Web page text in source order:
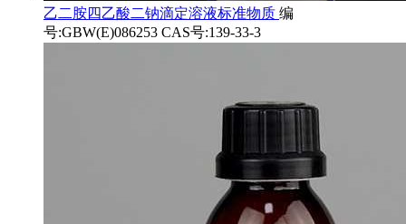
乙二胺四乙酸二钠滴定溶液标准物质 编
号:GBW(E)086253 CAS号:139-33-3